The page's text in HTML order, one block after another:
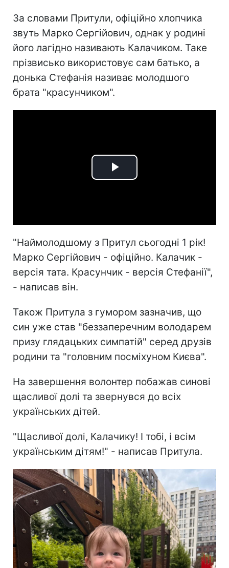
За словами Притули, офіційно хлопчика
звуть Марко Сергійович, однак у родині
його лагідно називають Калачиком. Таке
прізвисько використовує сам батько, а
донька Стефанія називає молодшого
брата "красунчиком".
Play
"Наймолодшому з Притул сьогодні 1 рік!
Марко Сергійович - офіційно. Калачик -
версія тата. Красунчик - версія Стефанії",
- написав він.
Також Притула з гумором зазначив, що
син уже став "беззаперечним володарем
призу глядацьких симпатій" серед друзів
родини та "головним посміхуном Києва".
На завершення волонтер побажав синові
щасливої долі та звернувся до всіх
українських дітей.
"Щасливої долі, Калачику! І тобі, і всім
українським дітям!" - написав Притула.